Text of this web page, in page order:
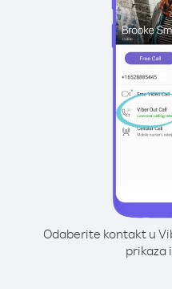
Odaberite kontakt u
prikaza